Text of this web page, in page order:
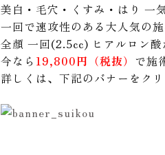
美白・毛穴・くすみ・はり 一
一回で速攻性のある大人気の
全顏 一回(2.5cc) ヒアルロン酸
今なら 19,800円 （税抜） で施
詳しくは、下記のバナーをクリ